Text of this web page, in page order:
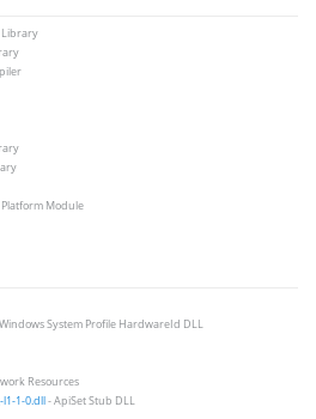
Library
Module
System Profile HardwareId DLL
Resources
1-0.dll- ApiSet Stub DLL